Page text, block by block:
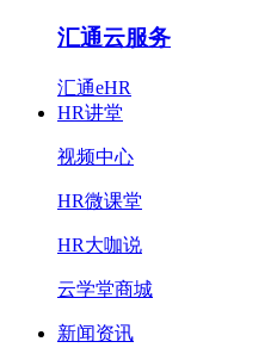
汇通云服务
汇通eHR
HR讲堂
视频中心
HR微课堂
HR大咖说
云学堂商城
新闻资讯